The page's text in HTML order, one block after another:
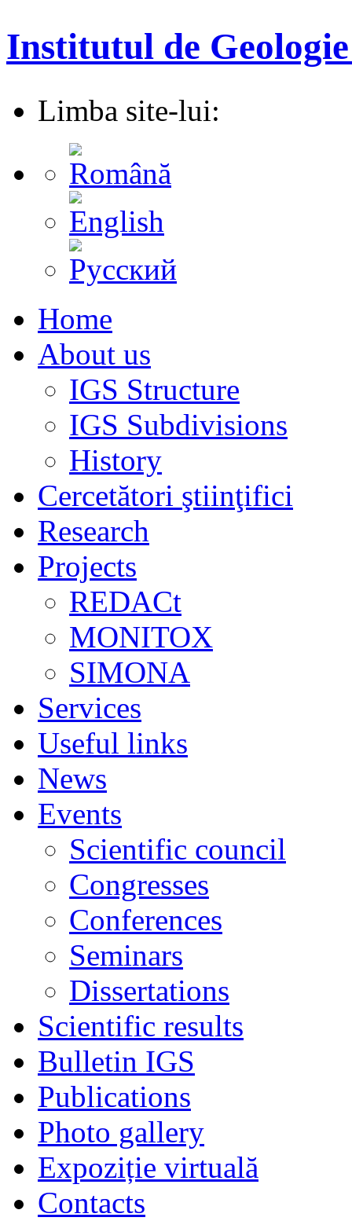
Institutul de
Limba site-lui:
Home
About us
IGS Structure
IGS Subdivisions
History
Cercetători ştiinţifici
Research
Projects
REDACt
MONITOX
SIMONA
Services
Useful links
News
Events
Scientific council
Congresses
Conferences
Seminars
Dissertations
Scientific results
Bulletin IGS
Publications
Photo gallery
Expoziție virtuală
Contacts